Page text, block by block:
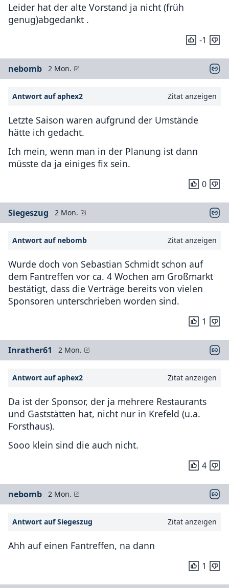
Leider hat der alte Vorstand ja nicht (früh
genug)abgedankt .
-1
nebomb 2 Mon.
Antwort auf aphex2 Zitat anzeigen
Letzte Saison waren aufgrund der Umstände
hätte ich gedacht.
Ich mein, wenn man in der Planung ist dann
müsste da ja einiges fix sein.
0
Siegeszug 2 Mon.
Antwort auf nebomb Zitat anzeigen
Wurde doch von Sebastian Schmidt schon auf
dem Fantreffen vor ca. 4 Wochen am Großmarkt
bestätigt, dass die Verträge bereits von vielen
Sponsoren unterschrieben worden sind.
1
Inrather61 2 Mon.
Antwort auf aphex2 Zitat anzeigen
Da ist der Sponsor, der ja mehrere Restaurants
und Gaststätten hat, nicht nur in Krefeld (u.a.
Forsthaus).
Sooo klein sind die auch nicht.
4
nebomb 2 Mon.
Antwort auf Siegeszug Zitat anzeigen
Ahh auf einen Fantreffen, na dann
1